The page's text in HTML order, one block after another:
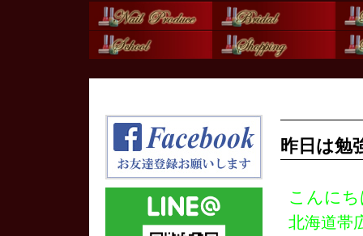
昨日は勉
こんに
北海道帯